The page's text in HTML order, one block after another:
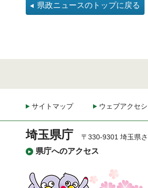
県政ニュースのトップに戻る
サイトマップ ウェブアクセ
埼玉県庁
県庁へのアクセス
〒330-9301 埼玉県